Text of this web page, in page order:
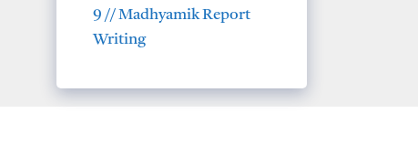
9 // Madhyamik Report
Writing